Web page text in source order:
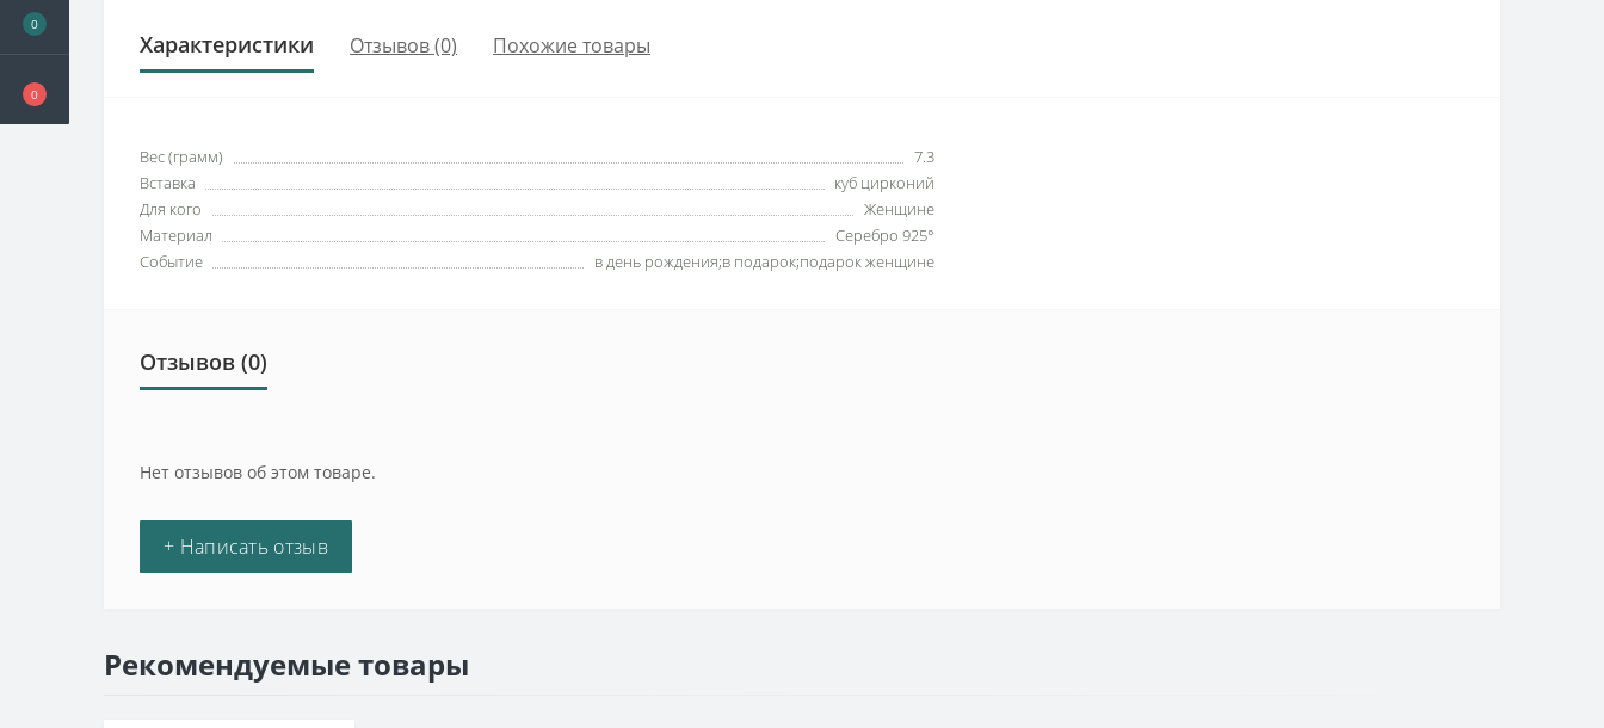
0
0
Характеристики Отзывов (0) Похожие товары
Вес (грамм)
7.3
Вставка
куб цирконий
Для кого
Женщине
Материал
Серебро 925°
Событие
в день рождения;в подарок;подарок женщине
Отзывов (0)
Нет отзывов об этом товаре.
+ Написать отзыв
Рекомендуемые товары